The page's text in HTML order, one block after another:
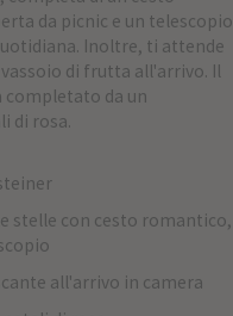
da picnic e un telescopio
Inoltre, ti attende
di frutta all'arrivo. Il
completato da un
di rosa.
stelle con cesto romantico,
all'arrivo in camera